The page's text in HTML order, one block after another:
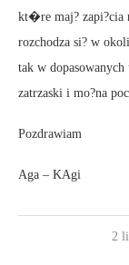
kt�re maj? zapi?cia
rozchodza si? w
tak w
zatrzaski i mo?na
Pozdrawiam
Aga – KAgi
2